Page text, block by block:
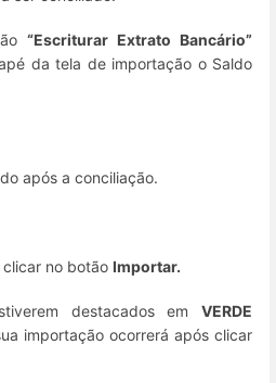
“Escriturar Extrato Bancário”
da tela de importação o Saldo
após a conciliação.
no botão Importar.
destacados emVERDE
importação ocorrerá após clicar